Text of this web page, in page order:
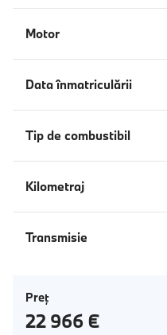
Motor
Data înmatriculării
Tip de combustibil
Kilometraj
Transmisie
Preţ
22 966 €